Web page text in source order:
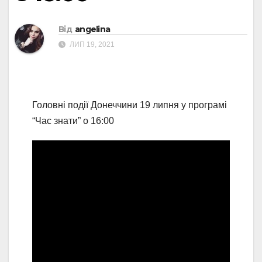
Від angelina
ЛИП 19, 2021
Головні події Донеччини 19 липня у програмі
“Час знати” о 16:00